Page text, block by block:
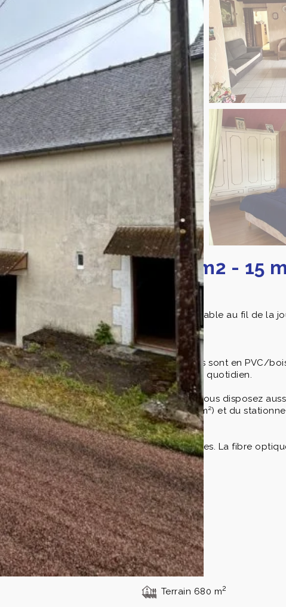
ET TERRAIN 680 m2 - 15
est-ouest, qui favorise une lumière agréable au fil de la
salon, palier, chambre, salle d'eau, wc.
grenier aménageable. Les menuiseries sont en PVC/
central au gaz participe au confort au quotidien.
le temps dehors en toute tranquillité. Vous disposez
un abri de jardin, en plus du garage (18 m²) et du
de 1835, avec toiture en ardoises naturelles. La fibre
le site Géorisques :www.georisques.gouv.fr
contactez-moi
Terrain 680 m2